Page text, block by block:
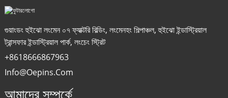
গুয়াংডং হুইঝো লংমেন ০৭ ফ্যাক্টরি বিল্ডিং, লংমেনহং শিল্পাঞ্চল, হুইঝো ইন্ডাস্ট্রিয়াল
ট্রান্সফার ইন্ডাস্ট্রিয়াল পার্ক, লংচেং স্ট্রিট
+8618666867963
Info@oepins.com
আমাদের সম্পর্কে